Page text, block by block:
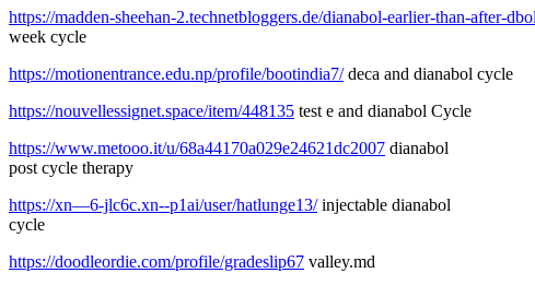
https://madden-sheehan-2.technetbloggers.de/dianabol-earlier-than-after-
week cycle
https://motionentrance.edu.np/profile/bootindia7/deca and dianabol cycle
https://nouvellessignet.space/item/448135 test e and dianabol Cycle
https://www.metooo.it/u/68a44170a029e24621dc2007 dianabol
post cycle therapy
https://xn—6-jlc6c.xn--p1ai/user/hatlunge13/injectable dianabol
cycle
https://doodleordie.com/profile/gradeslip67 valley.md